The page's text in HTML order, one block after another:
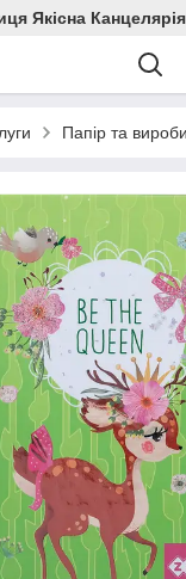
Якісна Канцелярія
Папір та